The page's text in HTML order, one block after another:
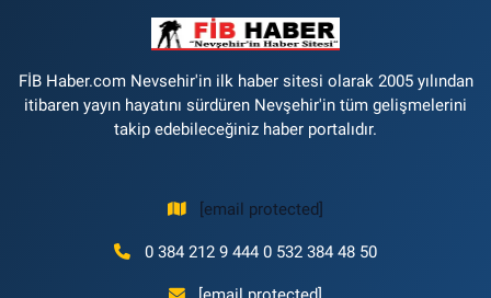
FİB Haber.com Nevsehir'in ilk haber sitesi olarak 2005 yılından
itibaren yayın hayatını sürdüren Nevşehir'in tüm gelişmelerini
takip edebileceğiniz haber portalıdır.
[email protected]
0 384 212 9 444 0 532 384 48 50